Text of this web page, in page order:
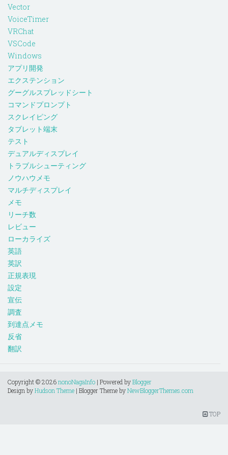
Vector
VoiceTimer
VRChat
VSCode
Windows
アプリ開発
エクステンション
グーグルスプレッドシート
コマンドプロンプト
スクレイピング
タブレット端末
テスト
デュアルディスプレイ
トラブルシューティング
ノウハウメモ
マルチディスプレイ
メモ
リーチ数
レビュー
ローカライズ
英語
英訳
正規表現
設定
宣伝
調査
到達点メモ
反省
翻訳
Copyright ©2026nonoNagaInfo | Powered byBlogger
Design byHudson Theme | Blogger Theme byNewBloggerThemes.com
TOP